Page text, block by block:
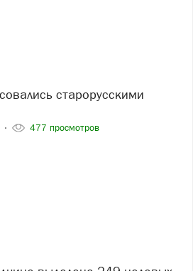
477 просмотров